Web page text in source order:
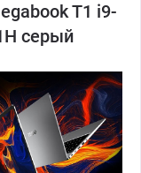
T1 i9-
серый